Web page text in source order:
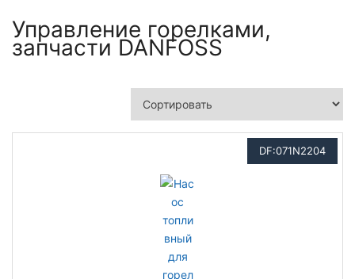
Управление горелками,
запчасти DANFOSS
DF:071N2204